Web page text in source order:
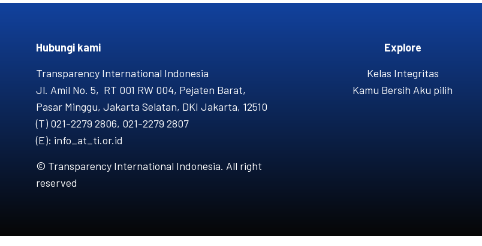
Hubungi kami​
Transparency International Indonesia
Jl. Amil No. 5, RT 001 RW 004, Pejaten Barat,
Pasar Minggu, Jakarta Selatan, DKI Jakarta, 12510
(T) 021-2279 2806, 021-2279 2807
(E): info_at_ti.or.id
© Transparency International Indonesia. All right
reserved
Explore
Kelas Integritas
Kamu Bersih Aku pilih